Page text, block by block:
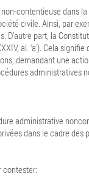
contentieuse dans
civile. Ainsi, par
D’autre part, la
al. ‘a’). Cela
demandant une
administratives
administrative
dans le cadre des
contester: